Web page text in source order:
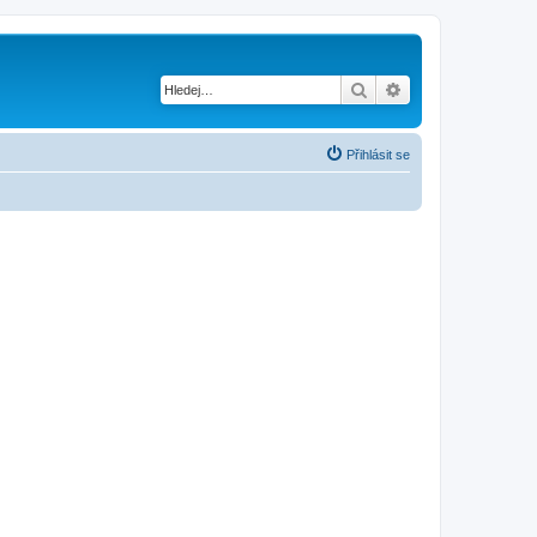
Hledat
Přihlásit se